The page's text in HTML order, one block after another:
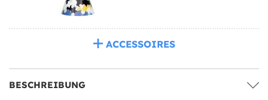
ACCESSOIRES
BESCHREIBUNG